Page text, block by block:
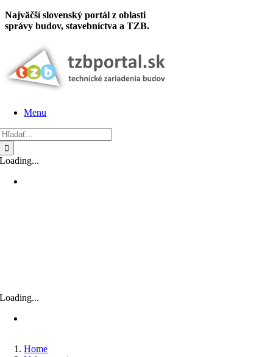
Skip
to
Najväčší slovenský portál z oblasti
správy budov, stavebníctva a TZB.
Menu
Loading...
Loading...
Home